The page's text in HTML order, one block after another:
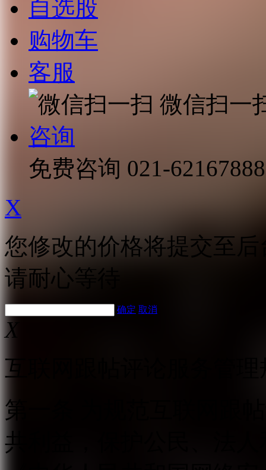
自选股
购物车
客服
微信扫一
咨询
免费咨询 021-62167888
X
您修改的价格将提交至
请耐心等待
确定 取消
X
互联网跟帖评论服务管理
第一条 为规范互联网跟
共利益，保护公民、法